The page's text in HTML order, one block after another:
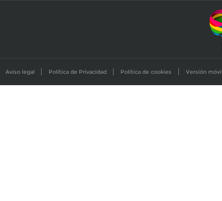
Aviso legal Política de Privacidad Política de cookies Versión